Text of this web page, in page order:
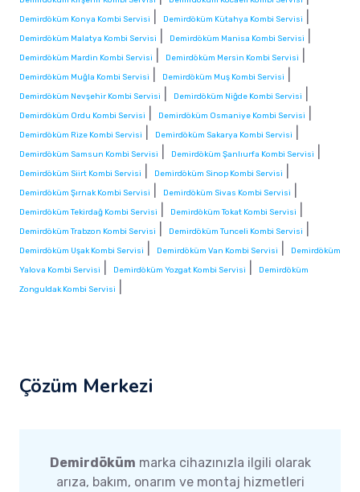
Demirdöküm Konya Kombi Servisi Demirdöküm Kütahya Kombi Servisi
Demirdöküm Malatya Kombi Servisi Demirdöküm Manisa Kombi Servisi
Demirdöküm Mardin Kombi Servisi Demirdöküm Mersin Kombi Servisi
Demirdöküm Muğla Kombi Servisi Demirdöküm Muş Kombi Servisi
Demirdöküm Nevşehir Kombi Servisi Demirdöküm Niğde Kombi Servisi
Demirdöküm Ordu Kombi Servisi Demirdöküm Osmaniye Kombi Servisi
Demirdöküm Rize Kombi Servisi Demirdöküm Sakarya Kombi Servisi
Demirdöküm Samsun Kombi Servisi Demirdöküm Şanlıurfa Kombi Servisi
Demirdöküm Siirt Kombi Servisi Demirdöküm Sinop Kombi Servisi
Demirdöküm Şırnak Kombi Servisi Demirdöküm Sivas Kombi Servisi
Demirdöküm Tekirdağ Kombi Servisi Demirdöküm Tokat Kombi Servisi
Demirdöküm Trabzon Kombi Servisi Demirdöküm Tunceli Kombi Servisi
Demirdöküm Uşak Kombi Servisi Demirdöküm Van Kombi Servisi
Demirdöküm
Yalova Kombi Servisi
Demirdöküm Yozgat Kombi Servisi
Demirdöküm
Zonguldak Kombi Servisi
Çözüm Merkezi
Demirdöküm marka cihazınızla ilgili olarak
arıza, bakım, onarım ve montaj hizmetleri